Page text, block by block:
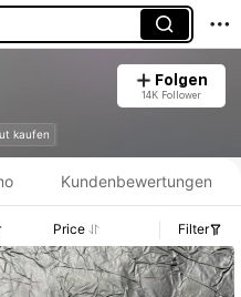
Folgen
14K Follower
kaufen
und Lagerbestandsdetails.
Kundenbewertungen
Price Filter